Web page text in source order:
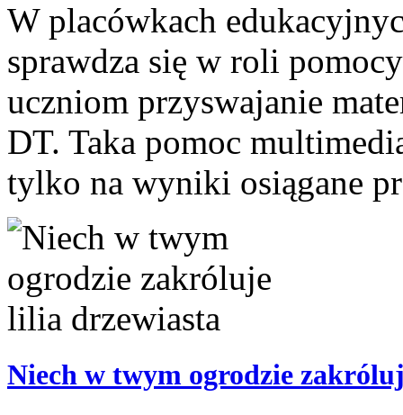
W placówkach
sprawdza się w roli
uczniom przyswajanie
DT. Taka pomoc
tylko na wyniki osiągane
Niech w twym ogrodzie